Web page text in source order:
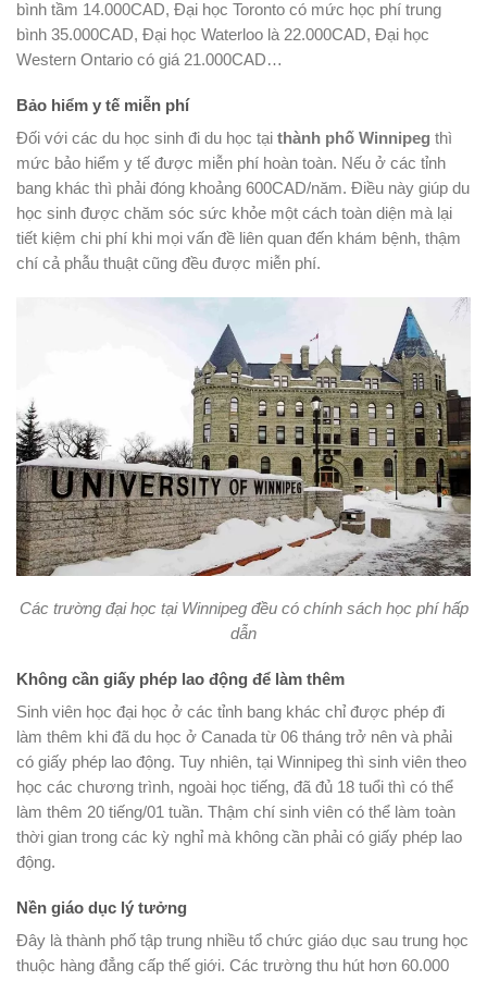
bình tầm 14.000CAD, Đại học Toronto có mức học phí trung
bình 35.000CAD, Đại học Waterloo là 22.000CAD, Đại học
Western Ontario có giá 21.000CAD…
Bảo hiểm y tế miễn phí
Đối với các du học sinh đi du học tại thành phố Winnipeg thì
mức bảo hiểm y tế được miễn phí hoàn toàn. Nếu ở các tỉnh
bang khác thì phải đóng khoảng 600CAD/năm. Điều này giúp du
học sinh được chăm sóc sức khỏe một cách toàn diện mà lại
tiết kiệm chi phí khi mọi vấn đề liên quan đến khám bệnh, thậm
chí cả phẫu thuật cũng đều được miễn phí.
Các trường đại học tại Winnipeg đều có chính sách học phí hấp
dẫn
Không cần giấy phép lao động để làm thêm
Sinh viên học đại học ở các tỉnh bang khác chỉ được phép đi
làm thêm khi đã du học ở Canada từ 06 tháng trở nên và phải
có giấy phép lao động. Tuy nhiên, tại Winnipeg thì sinh viên theo
học các chương trình, ngoài học tiếng, đã đủ 18 tuổi thì có thể
làm thêm 20 tiếng/01 tuần. Thậm chí sinh viên có thể làm toàn
thời gian trong các kỳ nghỉ mà không cần phải có giấy phép lao
động.
Nền giáo dục lý tưởng
Đây là thành phố tập trung nhiều tổ chức giáo dục sau trung học
thuộc hàng đẳng cấp thế giới. Các trường thu hút hơn 60.000